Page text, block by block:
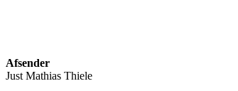
Afsender
Just Mathias Thiele